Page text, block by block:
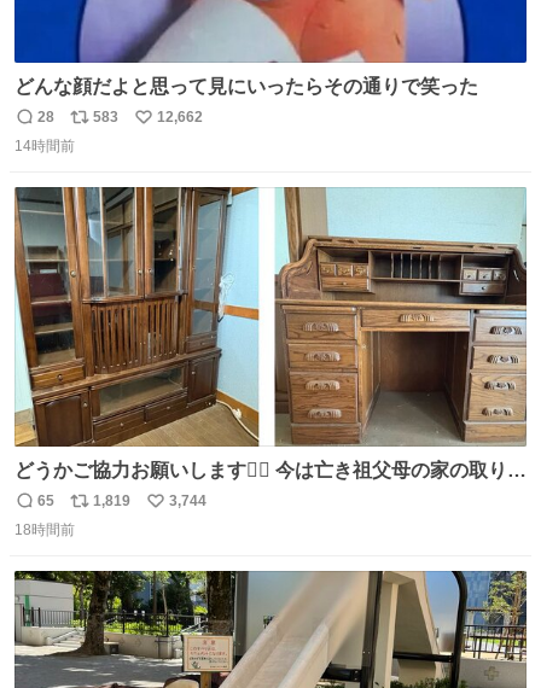
どんな顔だよと思って見にいったらその通りで笑った
返
信
28
リ
ポ
ト
数
583
い
数
12,662
14時間前
どうかご協力お願いします🙇‍♂️ 今は亡き祖父母の家の取り壊
しが決まり、どうしても処分して欲しくない食器棚と机の
引き取り手を探しております この2つは私の祖母が当初一
さで亡くなりましたが、この家具達をとても大切にしてお
りました 続く↓
返
信
65
リ
ポ
ト
数
1,819
い
数
3,744
18時間前